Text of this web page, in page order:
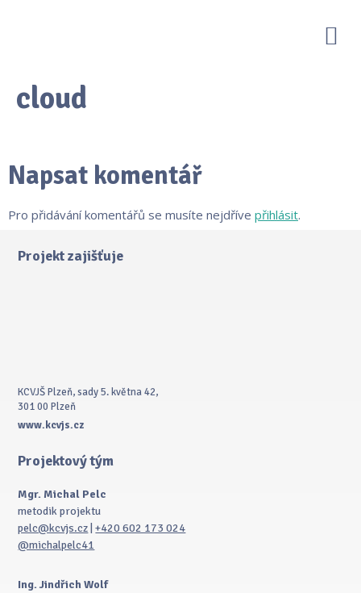
cloud
Napsat komentář
Pro přidávání komentářů se musíte nejdříve přihlásit.
Projekt zajišťuje
KCVJŠ Plzeň, sady 5. května 42,
301 00 Plzeň
www.kcvjs.cz
Projektový tým
Mgr. Michal Pelc
metodik projektu
pelc@kcvjs.cz |+420 602 173 024
@michalpelc41
Ing. Jindřich Wolf